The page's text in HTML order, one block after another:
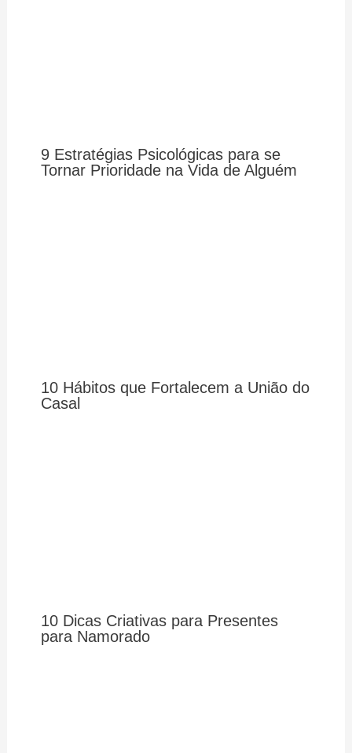
9 Estratégias Psicológicas para se
Tornar Prioridade na Vida de Alguém
10 Hábitos que Fortalecem a União do
Casal
10 Dicas Criativas para Presentes
para Namorado